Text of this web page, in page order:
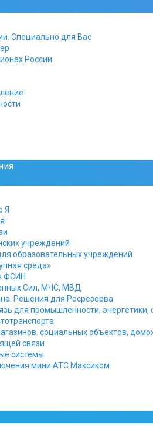
Специально для Вас
России
Я
учреждений
образовательных учреждений
среда»
ФСИН
Сил, МЧС, МВД
Решения для Росрезерва
для промышленности, энергетики,
социальных объектов,
связи
системы
мини АТС Максиком
Официальный сайт
Телефонизация офиса
офиса
для компактного офиса
для крупного офиса